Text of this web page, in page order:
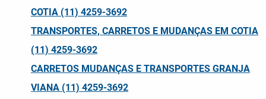
COTIA (11) 4259-3692
TRANSPORTES, CARRETOS E MUDANÇAS EM COTIA
(11) 4259-3692
CARRETOS MUDANÇAS E TRANSPORTES GRANJA
VIANA (11) 4259-3692